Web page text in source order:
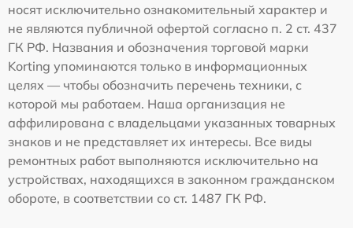
носят исключительно ознакомительный характер и
не являются публичной офертой согласно п. 2 ст. 437
ГК РФ. Названия и обозначения торговой марки
Korting упоминаются только в информационных
целях — чтобы обозначить перечень техники, с
которой мы работаем. Наша организация не
аффилирована с владельцами указанных товарных
знаков и не представляет их интересы. Все виды
ремонтных работ выполняются исключительно на
устройствах, находящихся в законном гражданском
обороте, в соответствии со ст. 1487 ГК РФ.